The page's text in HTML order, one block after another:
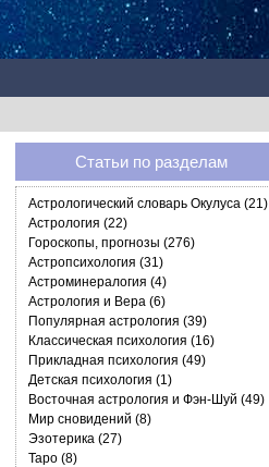
Статьи по разделам
Астрологический словарь Окулуса (21)
Астрология (22)
Гороскопы, прогнозы (276)
Астропсихология (31)
Астроминералогия (4)
Астрология и Вера (6)
Популярная астрология (39)
Классическая психология (16)
Прикладная психология (49)
Детская психология (1)
Восточная астрология и Фэн-Шуй (49)
Мир сновидений (8)
Эзотерика (27)
Таро (8)